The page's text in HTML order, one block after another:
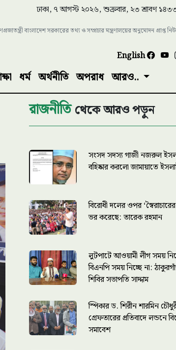
ঢাকা, ৭ আগস্ট ২০২৬, শুক্রবার, ২৩ শ্রাবণ ১৪৩৩
বাংলাদেশ সরকারের তথ্য ও সম্প্রচার মন্ত্রণালয়ের অনুমোদন প্রাপ্ত
English
ধর্ম অর্থনীতি অপরাধ আরও..
রাজনীতিথেকে আরও পড়ুন
সংসদ সদস্য গাজী নজরুল
বহিষ্কার করলো জামায়াতে
বিরোধী দলের ওপর
ভর করেছে: তারেক রহমান
লুটপাটে আওয়ামী লীগ সময়
বিএনপি সময় নিচ্ছে না:
শিবির সভাপতি সাদ্দাম
স্পিকার ড. শিরীন শারমিন
গ্রেফতারের প্রতিবাদে লন্ডনে
সমাবেশ